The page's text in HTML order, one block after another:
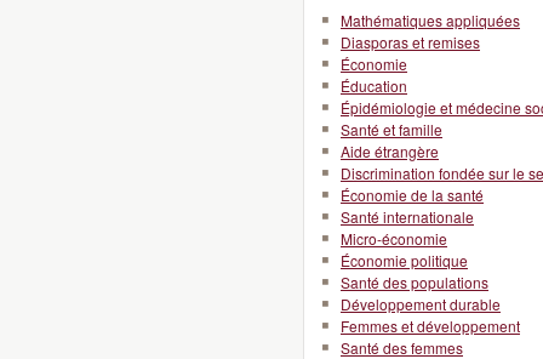
Mathématiques appliquées
Diasporas et remises
Économie
Éducation
Épidémiologie et médecine
Santé et famille
Aide étrangère
Discrimination fondée sur le
Économie de la santé
Santé internationale
Micro-économie
Économie politique
Santé des populations
Développement durable
Femmes et développement
Santé des femmes